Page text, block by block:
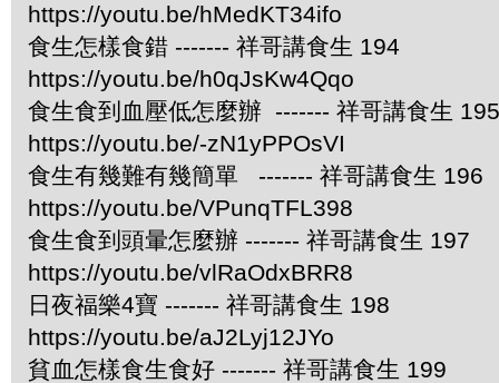
https://youtu.be/hMedKT34ifo
食生怎樣食錯 ------- 祥哥講食生 194
https://youtu.be/h0qJsKw4Qqo
食生食到血壓低怎麼辦 ------- 祥哥講食生 195
https://youtu.be/-zN1yPPOsVI
食生有幾難有幾簡單 ------- 祥哥講食生 196
https://youtu.be/VPunqTFL398
食生食到頭暈怎麼辦 ------- 祥哥講食生 197
https://youtu.be/vlRaOdxBRR8
日夜福樂4寶 ------- 祥哥講食生 198
https://youtu.be/aJ2Lyj12JYo
貧血怎樣食生食好 ------- 祥哥講食生 199